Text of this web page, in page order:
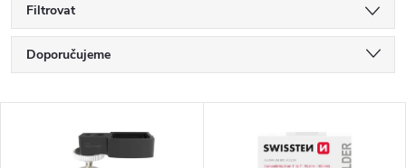
Filtrovat
Ř
a
Doporučujeme
Nejprodávanější